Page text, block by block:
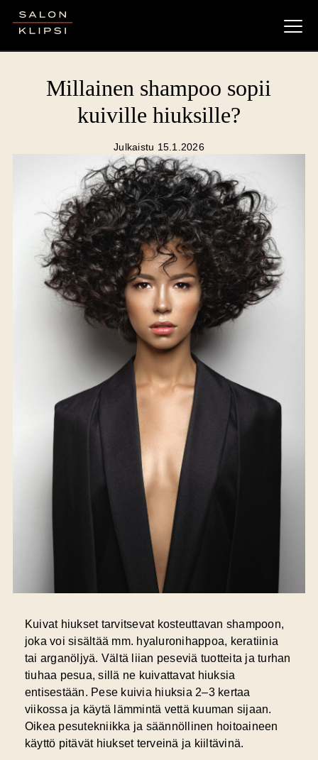
Salon Klipsi
Millainen shampoo sopii
kuiville hiuksille?
Julkaistu 15.1.2026
Kuivat hiuksettarvitsevat kosteuttavan shampoon,
joka voi sisältää mm. hyaluronihappoa, keratiinia
tai arganöljyä. Vältä liian peseviä tuotteita ja turhan
tiuhaa pesua, sillä ne kuivattavat hiuksia
entisestään. Pese kuivia hiuksia 2–3 kertaa
viikossa ja käytä lämmintä vettä kuuman sijaan.
Oikea pesutekniikka ja säännöllinen hoitoaineen
käyttö pitävät hiukset terveinä ja kiiltävinä.